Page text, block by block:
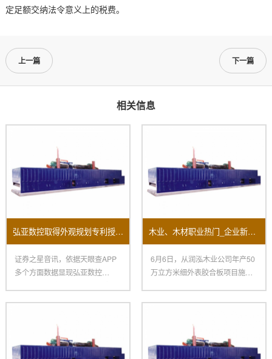
定足额交纳法令意义上的税费。
上一篇 下一篇
相关信息
弘亚数控取得外观规划专利授权：“数控四边锯”
证券之星音讯，依据天眼查APP
多个方面数据显现弘亚数控
木业、木材职业热门_企业新闻-木业网
6月6日，从润泓木业公司年产50
万立方米细外表胶合板项目施工